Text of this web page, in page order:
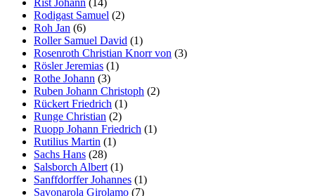
Rodigast Samuel (2)
Roh Jan (6)
Roller Samuel David (1)
Rosenroth Christian Knorr von (3)
Rösler Jeremias (1)
Rothe Johann (3)
Ruben Johann Christoph (2)
Rückert Friedrich (1)
Runge Christian (2)
Ruopp Johann Friedrich (1)
Rutilius Martin (1)
Sachs Hans (28)
Salsborch Albert (1)
Sanffdorffer Johannes (1)
Savonarola Girolamo (7)